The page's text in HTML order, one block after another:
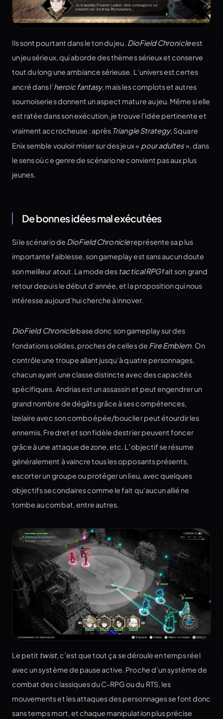
Ils sont pourtant dans le ton du jeu. DioField Chronicleest
un jeu sérieux, qui aborde des thèmes sérieux et conserve
tout du long une ambiance sérieuse. L’univers est certes
ancré dans l’heroic fantasy, mais les complots et autres
sournoiseries donnent un aspect mature au jeu. Même si elle
est ratée dans son exécution, je trouve l’idée pertinente et
vraiment accrocheuse : après Triangle Strategy, Square
Enix semble vouloir miser sur des jeux « pour adultes», dans
le sens où ce genre de scénario ne convient pas aux plus
jeunes.
De bonnes idées mal exécutées
Si le scénario de DioField Chroniclereprésente sa plus
importante faiblesse, son gameplay est sans aucun doute
son meilleur atout. La mode des tactical RPGfait son grand
retour depuis le début d’année, et la proposition qui nous
intéresse aujourd’hui cherche à innover.
DioField Chroniclebase donc son gameplay sur des
fondations solides, proches de celles de Fire Emblem. On
contrôle une troupe allant jusqu’à quatre personnages,
chacun ayant une classe distincte avec des capacités
spécifiques. Andrias est un assassin et peut engendrer un
grand nombre de dégâts grâce à ses compétences,
Izelaire avec son combo épée/bouclier peut étourdir les
ennemis, Fredret et son fidèle destrier peuvent foncer
grâce à une attaque de zone, etc. L’objectif se résume
généralement à vaincre tous les opposants présents,
escorter un groupe ou protéger un lieu, avec quelques
objectifs secondaires comme le fait qu’aucun allié ne
tombe au combat, entre autres.
Le petit twist, c’est que tout ça se déroule en temps réel
avec un système de pause active. Proche d’un système de
combat des classiques du C-RPG ou du RTS, les
mouvements et les attaques des personnages se font donc
sans temps mort, et chaque manipulation plus précise